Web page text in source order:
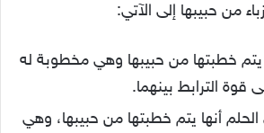
من حبيبها إلى الآتي:
يتم خطبتها من حبيبها وهي مخطوبة له
قوة الترابط بينهما.
أنها يتم خطبتها من حبيبها، وهي